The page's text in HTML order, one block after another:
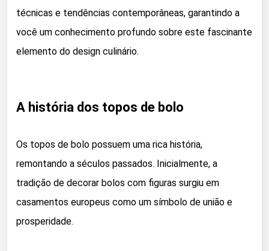
técnicas e tendências contemporâneas, garantindo a
você um conhecimento profundo sobre este fascinante
elemento do design culinário.
A história dos topos de bolo
Os topos de bolo possuem uma rica história,
remontando a séculos passados. Inicialmente, a
tradição de decorar bolos com figuras surgiu em
casamentos europeus como um símbolo de união e
prosperidade.